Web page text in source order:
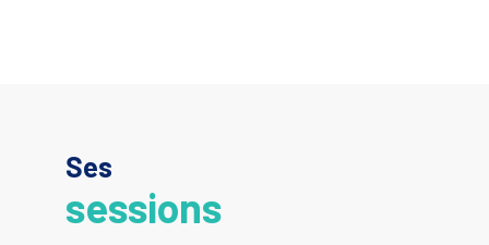
Ses
sessions